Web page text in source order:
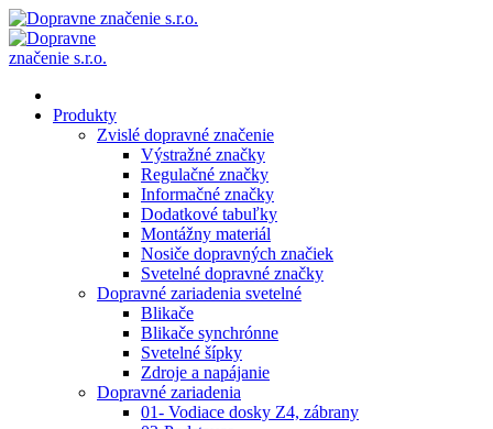
Produkty
Zvislé dopravné značenie
Výstražné značky
Regulačné značky
Informačné značky
Dodatkové tabuľky
Montážny materiál
Nosiče dopravných značiek
Svetelné dopravné značky
Dopravné zariadenia svetelné
Blikače
Blikače synchrónne
Svetelné šípky
Zdroje a napájanie
Dopravné zariadenia
01- Vodiace dosky Z4, zábrany